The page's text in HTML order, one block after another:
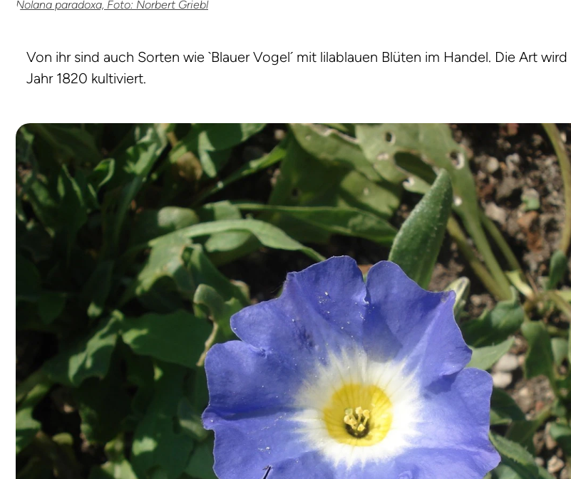
Nolana paradoxa, Foto: Norbert Griebl
Von ihr sind auch Sorten wie `Blauer Vogel´ mit lilablauen Blüten im Handel. Die Art
Jahr 1820 kultiviert.